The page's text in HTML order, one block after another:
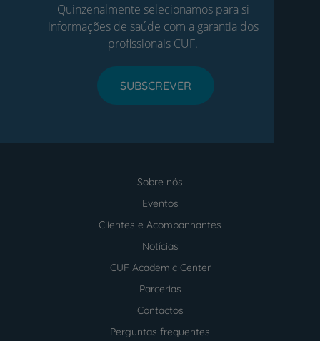
Quinzenalmente selecionamos para si
informações de saúde com a garantia dos
profissionais CUF.
SUBSCREVER
Sobre nós
Eventos
Clientes e Acompanhantes
Notícias
CUF Academic Center
Parcerias
Contactos
Perguntas frequentes